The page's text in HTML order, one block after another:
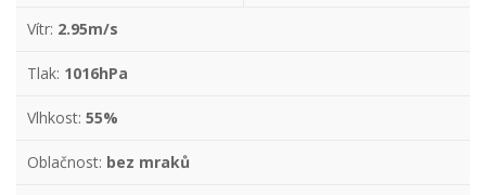
Vítr: 2.95m/s
Tlak: 1016hPa
Vlhkost: 55%
Oblačnost: bez mraků